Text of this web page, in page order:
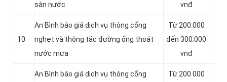
sàn nước
vnđ
10
An Bình báo giá dịch vụ thông cống
nghẹt và thông tắc đường ống thoát
nước mưa
Từ 200.000
đến 300.000
vnđ
An Bình báo giá dịch vụ thông cống
Từ 200.000